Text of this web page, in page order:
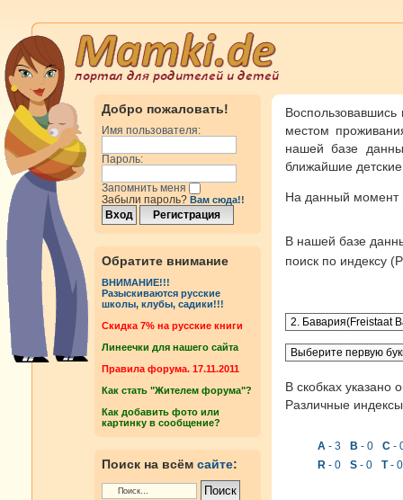
Добро пожаловать!
Имя пользователя:
Пароль:
Запомнить меня
Забыли пароль? Вам сюда!!
Обратите внимание
ВНИМАНИЕ!!!
Разыскиваются русские
школы, клубы, садики!!!
Cкидка 7% на русские книги
Линеечки для нашего сайта
Правила форума. 17.11.2011
Как стать "Жителем форума"?
Как добавить фото или
картинку в сообщение?
Поиск на всём сайте:
местом
нашей базе
ближайшие
На данный
В нашей базе
поиск по индексу
В скобках указано
Различные
A - 3 B - 0 C -
R - 0 S - 0 T- 0